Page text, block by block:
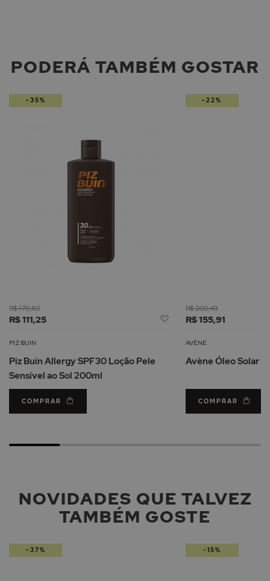
PODERÁ TAMBÉM GOSTAR
R$ 111,25
R$ 170,82
Adicionar
Lista
Desejos
PIZ BUIN
Piz Buin Allergy SPF30 Loção Pele
Sensível ao Sol 200ml
COMPRAR
-35%
R$ 155,91
R$ 200,43
AVÈNE
Avène Óleo Solar
COMPRAR
-22%
NOVIDADES QUE TALVEZ
TAMBÉM GOSTE
-37% -15%